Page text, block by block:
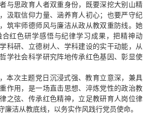
与思政育人者双重身份，既要深挖大别山精
汲取信仰力量、涵养育人初心；也要严守纪
筑牢师德师风与廉洁从政从教双重防线。她
红色研学感悟与纪律学习成果，把精神动
科研、立德树人、学科建设的实干动能，从
学社会科学研究阵地传承红色基因、彰显使
本次主题党日沉浸式强、教育立意深，兼具
作用，是一场直击思想、淬炼党性的政治教
之弦、传承红色精神，立足教研育人岗位律
廉洁从教底线，以务实作风践行党员使命。